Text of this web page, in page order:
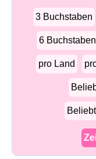
3 Buchstaben
6 Buchstaben
pro Land